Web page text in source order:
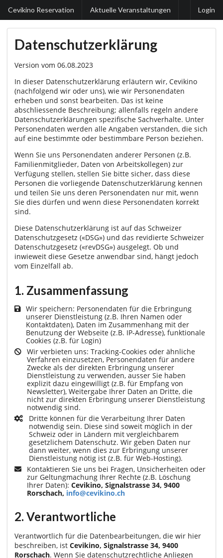
Cevikino Reservation Aktuelle Veranstaltungen Login
Datenschutzerklärung
Version vom 06.08.2023
In dieser Datenschutzerklärung erläutern wir, Cevikino
(nachfolgend wir oder uns), wie wir Personendaten
erheben und sonst bearbeiten. Das ist keine
abschliessende Beschreibung; allenfalls regeln andere
Datenschutzerklärungen spezifische Sachverhalte. Unter
Personendaten werden alle Angaben verstanden, die sich
auf eine bestimmte oder bestimmbare Person beziehen.
Wenn Sie uns Personendaten anderer Personen (z.B.
Familienmitglieder, Daten von Arbeitskollegen) zur
Verfügung stellen, stellen Sie bitte sicher, dass diese
Personen die vorliegende Datenschutzerklärung kennen
und teilen Sie uns deren Personendaten nur mit, wenn
Sie dies dürfen und wenn diese Personendaten korrekt
sind.
Diese Datenschutzerklärung ist auf das Schweizer
Datenschutzgesetz («DSG») und das revidierte Schweizer
Datenschutzgesetz («revDSG») ausgelegt. Ob und
inwieweit diese Gesetze anwendbar sind, hängt jedoch
vom Einzelfall ab.
1. Zusammenfassung
Wir speichern: Personendaten für die Erbringung
unserer Dienstleistung (z.B. Ihren Namen oder
Kontaktdaten), Daten im Zusammenhang mit der
Benutzung der Webseite (z.B. IP-Adresse), funktionale
Cookies (z.B. für Login)
Wir verbieten uns: Tracking-Cookies oder ähnliche
Verfahren einzusetzen, Personendaten für andere
Zwecke als der direkten Erbringung unserer
Dienstleistung zu verwenden, ausser Sie haben
explizit dazu eingewilligt (z.B. für Empfang von
Newsletter), Weitergabe Ihrer Daten an Dritte, die
nicht zur direkten Erbringung unserer Dienstleistung
notwendig sind.
Dritte können für die Verarbeitung Ihrer Daten
notwendig sein. Diese sind soweit möglich in der
Schweiz oder in Ländern mit vergleichbarem
gesetzlichem Datenschutz. Wir geben Daten nur
dann weiter, wenn dies zur Erbringung unserer
Dienstleistung nötig ist (z.B. für Web-Hosting).
Kontaktieren Sie uns bei Fragen, Unsicherheiten oder
zur Geltungmachung Ihrer Rechte (z.B. Löschung
Ihrer Daten): Cevikino, Signalstrasse 34, 9400
Rorschach, info@cevikino.ch
2. Verantwortliche
Verantwortlich für die Datenbearbeitungen, die wir hier
beschreiben, ist Cevikino, Signalstrasse 34, 9400
Rorschach. Wenn Sie datenschutzrechtliche Anliegen